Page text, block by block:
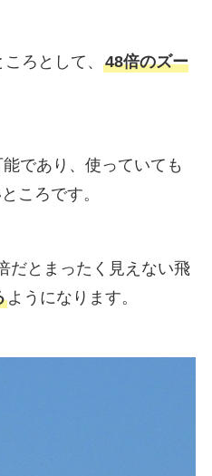
ろとして、 48倍のズー
であり、使っていても
ころです。
だとまったく見えない飛
ようになります。